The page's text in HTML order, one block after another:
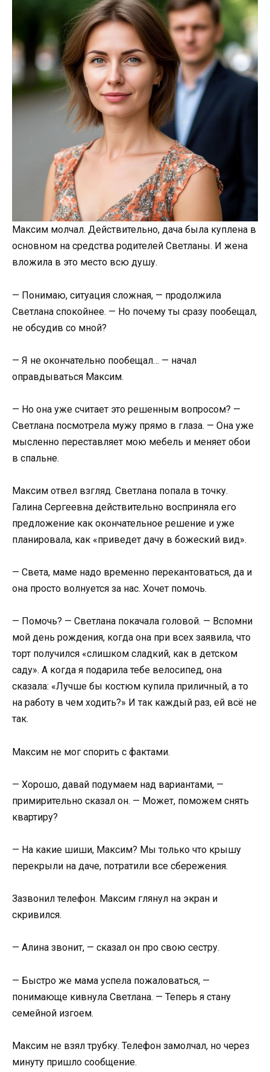
Максим молчал. Действительно, дача была куплена в
основном на средства родителей Светланы. И жена
вложила в это место всю душу.
— Понимаю, ситуация сложная, — продолжила
Светлана спокойнее. — Но почему ты сразу пообещал,
не обсудив со мной?
— Я не окончательно пообещал… — начал
оправдываться Максим.
— Но она уже считает это решенным вопросом? —
Светлана посмотрела мужу прямо в глаза. — Она уже
мысленно переставляет мою мебель и меняет обои
в спальне.
Максим отвел взгляд. Светлана попала в точку.
Галина Сергеевна действительно восприняла его
предложение как окончательное решение и уже
планировала, как «приведет дачу в божеский вид».
— Света, маме надо временно перекантоваться, да и
она просто волнуется за нас. Хочет помочь.
— Помочь? — Светлана покачала головой. — Вспомни
мой день рождения, когда она при всех заявила, что
торт получился «слишком сладкий, как в детском
саду». А когда я подарила тебе велосипед, она
сказала: «Лучше бы костюм купила приличный, а то
на работу в чем ходить?» И так каждый раз, ей всё не
так.
Максим не мог спорить с фактами.
— Хорошо, давай подумаем над вариантами, —
примирительно сказал он. — Может, поможем снять
квартиру?
— На какие шиши, Максим? Мы только что крышу
перекрыли на даче, потратили все сбережения.
Зазвонил телефон. Максим глянул на экран и
скривился.
— Алина звонит, — сказал он про свою сестру.
— Быстро же мама успела пожаловаться, —
понимающе кивнула Светлана. — Теперь я стану
семейной изгоем.
Максим не взял трубку. Телефон замолчал, но через
минуту пришло сообщение.